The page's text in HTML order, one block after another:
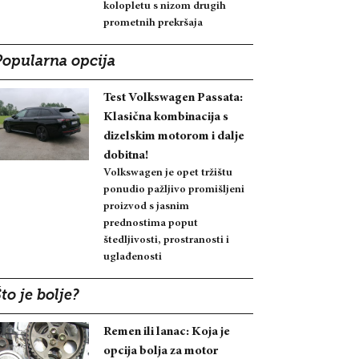
kolopletu s nizom drugih
prometnih prekršaja
opcija
Test Volkswagen Passata:
Klasična kombinacija s
dizelskim motorom i dalje
dobitna!
Volkswagen je opet tržištu
ponudio pažljivo promišljeni
proizvod s jasnim
prednostima poput
štedljivosti, prostranosti i
uglađenosti
je bolje?
Remen ili lanac: Koja je
opcija bolja za motor